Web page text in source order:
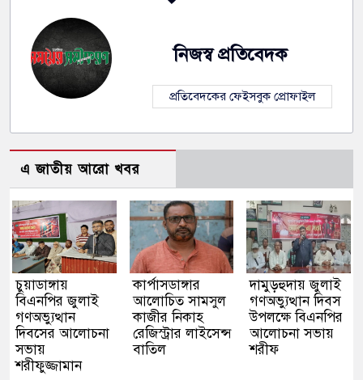
নিজস্ব প্রতিবেদক
প্রতিবেদকের ফেইসবুক প্রোফাইল
এ জাতীয় আরো খবর
চুয়াডাঙ্গায়
বিএনপির জুলাই
গণঅভ্যুত্থান
দিবসের আলোচনা
সভায়
শরীফুজ্জামান
কার্পাসডাঙ্গার
আলোচিত সামসুল
কাজীর নিকাহ
রেজিস্ট্রার লাইসেন্স
বাতিল
দামুড়হুদায় জুলাই
গণঅভ্যুত্থান দিবস
উপলক্ষে বিএনপির
আলোচনা সভায়
শরীফ